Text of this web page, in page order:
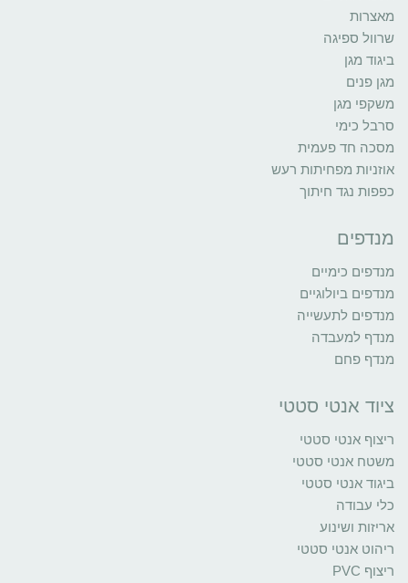
מאצרות
שרוול ספיגה
ביגוד מגן
מגן פנים
משקפי מגן
סרבל כימי
מסכה חד פעמית
אוזניות מפחיתות רעש
כפפות נגד חיתוך
מנדפים
מנדפים כימיים
מנדפים ביולוגיים
מנדפים לתעשייה
מנדף למעבדה
מנדף פחם
ציוד אנטי סטטי
ריצוף אנטי סטטי
משטח אנטי סטטי
ביגוד אנטי סטטי
כלי עבודה
אריזות ושינוע
ריהוט אנטי סטטי
ריצוף PVC